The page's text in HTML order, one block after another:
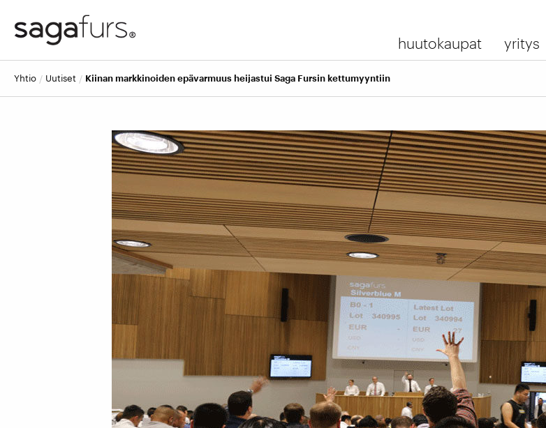
huutokaupat yritys
yhtio uutiset Kiinan markkinoiden epävarmuus heijastui Saga Fursin kettumyyntiin